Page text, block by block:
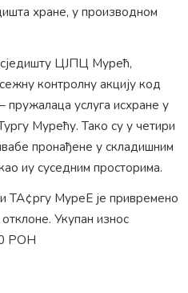
хране, у производном
ЦЈПЦ Мурећ,
контролну акцију код
пружалаца услуга исхране у
Мурећу. Тако су у четири
пронађене у складишним
иу суседним просторима.
ТА¢ргу МуреЕ је привремено
Укупан износ
РОН